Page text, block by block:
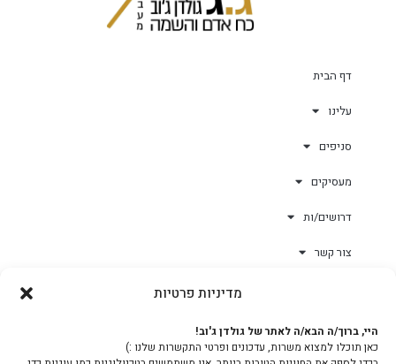
מדיניות פרטיות
היי, ברוך/ה הבא/ה לאתר של גולדן ג'וב!
כאן תוכלו למצוא משרות, עדכונים ופרטי התקשרות שלנו :)
דף הבית
עלינו
סניפים
מעסיקים
דרושים/ות
צור קשר
צוות